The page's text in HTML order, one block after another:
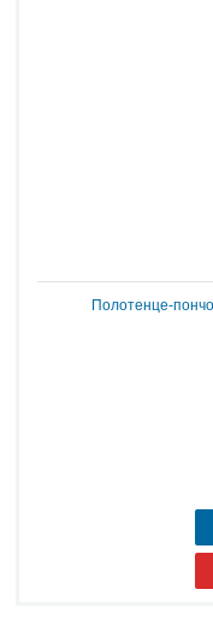
Полотенце-